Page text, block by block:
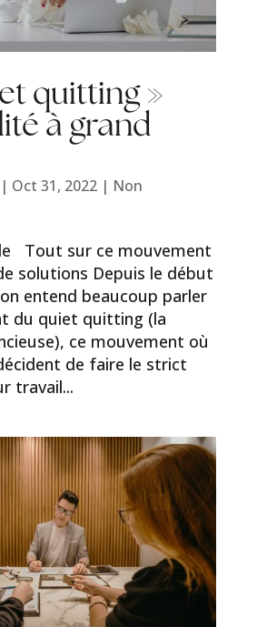
quitting »
à grand
| Oct 31, 2022| Non
Tout sur ce mouvement
solutions Depuis le début
entend beaucoup parler
du quiet quitting (la
ce mouvement où
de faire le strict
travail...